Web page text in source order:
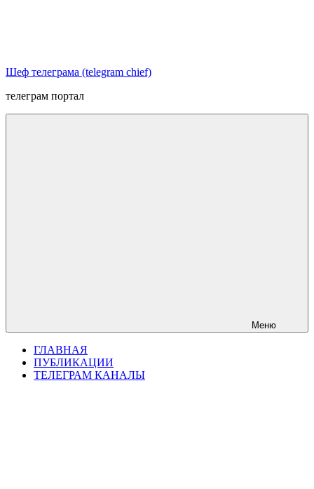
Шеф телеграма (telegram chief)
телеграм портал
Меню
ГЛАВНАЯ
ПУБЛИКАЦИИ
ТЕЛЕГРАМ КАНАЛЫ